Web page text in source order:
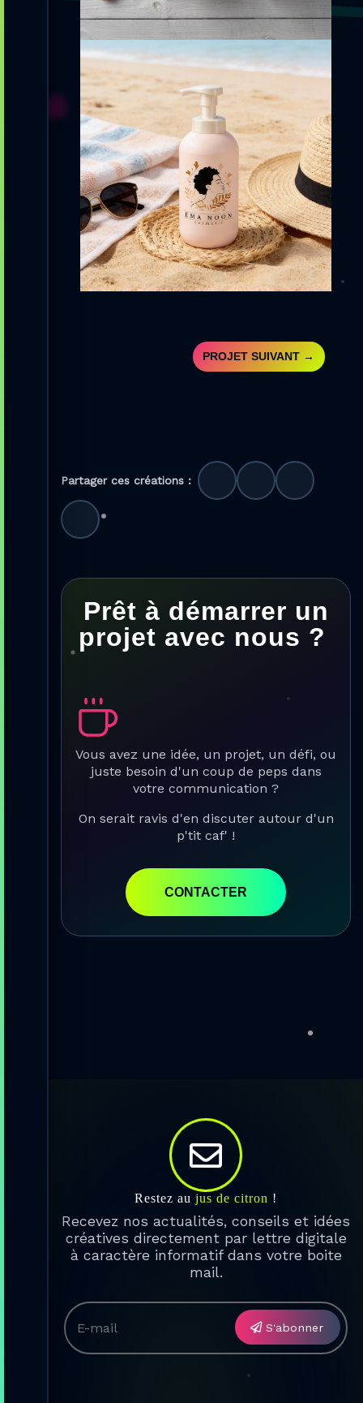
PROJET SUIVANT →
Partager ces créations :
Prêt à démarrer un
projet avec nous ?
Vous avez une idée, un projet, un défi, ou
juste besoin d'un coup de peps dans
votre communication ?
On serait ravis d'en discuter autour d'un
p'tit caf' !
CONTACTER

Restez au jus de citron !
Recevez nos actualités, conseils et idées
créatives directement par lettre digitale
à caractère informatif dans votre boite
mail.
S'abonner